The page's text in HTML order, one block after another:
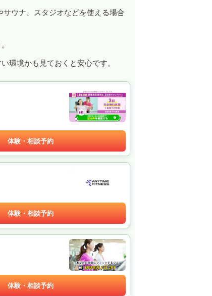
ウナ、スタジオなどを使える場合
環境かも見ておくと安心です。
体験・相談予約
体験・相談予約
体験・相談予約